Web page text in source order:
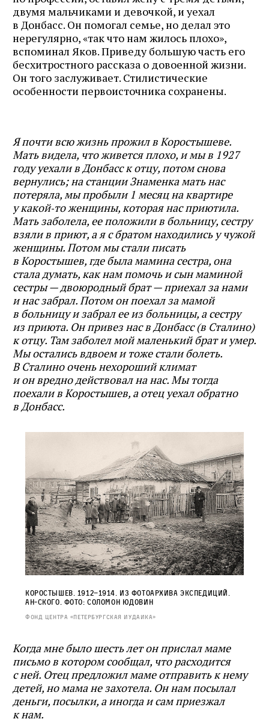
двумя мальчиками и девочкой, и уехал
в Донбасс. Он помогал семье, но делал это
нерегулярно, «так что нам жилось плохо»,
вспоминал Яков. Приведу большую часть его
бесхитростного рассказа о довоенной жизни.
Он того заслуживает. Стилистические
особенности первоисточника сохранены.
Я почти всю жизнь прожил в Коростышеве.
Мать видела, что живется плохо, и мы в 1927
году уехали в Донбасс к отцу, потом снова
вернулись; на станции Знаменка мать нас
потеряла, мы пробыли 1 месяц на квартире
у какой‑то женщины, которая нас приютила.
Мать заболела, ее положили в больницу, сестру
взяли в приют, а я с братом находились у чужой
женщины. Потом мы стали писать
в Коростышев, где была мамина сестра, она
стала думать, как нам помочь и сын маминой
сестры — двоюродный брат — приехал за нами
и нас забрал. Потом он поехал за мамой
в больницу и забрал ее из больницы, а сестру
из приюта. Он привез нас в Донбасс (в Сталино)
к отцу. Там заболел мой маленький брат и умер.
Мы остались вдвоем и тоже стали болеть.
В Сталино очень нехороший климат
и он вредно действовал на нас. Мы тогда
поехали в Коростышев, а отец уехал обратно
в Донбасс.
Коростышев. 1912–1914. Из фотоархива экспедиций.
Ан‑ского. Фото: Соломон Юдовин
Фонд Центра «Петербургская иудаика»
Когда мне было шесть лет он прислал маме
письмо в котором сообщал, что расходится
с ней. Отец предложил маме отправить к нему
детей, но мама не захотела. Он нам посылал
деньги, посылки, а иногда и сам приезжал
к нам.